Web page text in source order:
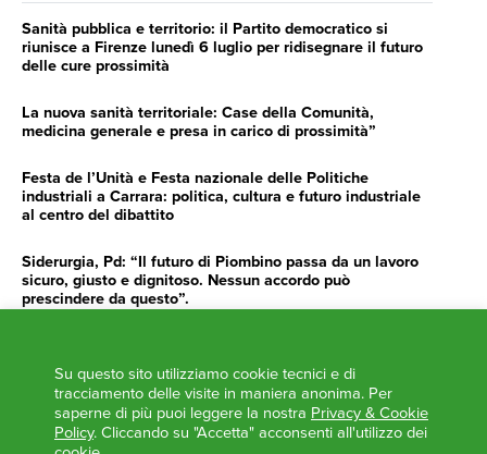
Sanità pubblica e territorio: il Partito democratico si
riunisce a Firenze lunedì 6 luglio per ridisegnare il futuro
delle cure prossimità
La nuova sanità territoriale: Case della Comunità,
medicina generale e presa in carico di prossimità”
Festa de l’Unità e Festa nazionale delle Politiche
industriali a Carrara: politica, cultura e futuro industriale
al centro del dibattito
Siderurgia, Pd: “Il futuro di Piombino passa da un lavoro
sicuro, giusto e dignitoso. Nessun accordo può
prescindere da questo”.
impegno e determinazione delle istituzioni”
AGENDA
Su questo sito utilizziamo cookie tecnici e di
tracciamento delle visite in maniera anonima. Per
saperne di più puoi leggere la nostra Privacy & Cookie
Policy. Cliccando su "Accetta" acconsenti all'utilizzo dei